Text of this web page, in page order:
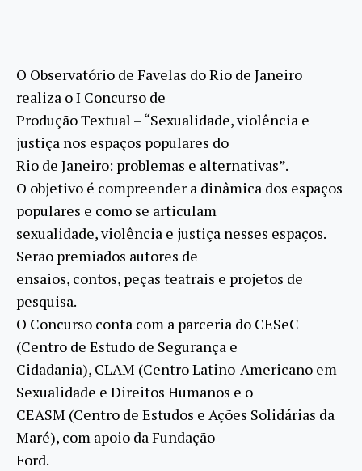
O Observatório de Favelas do Rio de Janeiro
realiza o I Concurso de
Produção Textual – “Sexualidade, violência e
justiça nos espaços populares do
Rio de Janeiro: problemas e alternativas”.
O objetivo é compreender a dinâmica dos espaços
populares e como se articulam
sexualidade, violência e justiça nesses espaços.
Serão premiados autores de
ensaios, contos, peças teatrais e projetos de
pesquisa.
O Concurso conta com a parceria do CESeC
(Centro de Estudo de Segurança e
Cidadania), CLAM (Centro Latino-Americano em
Sexualidade e Direitos Humanos e o
CEASM (Centro de Estudos e Ações Solidárias da
Maré), com apoio da Fundação
Ford.